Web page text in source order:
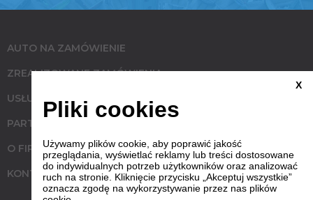
AUTO NA ZAMÓWIENIE
ZREALIZOWANE ZAMÓWIENIA
USŁUGI
PARTNERZY
O FIRMIE
KONTAKT
X
Pliki cookies
Używamy plików cookie, aby poprawić jakość
przeglądania, wyświetlać reklamy lub treści dostosowane
do indywidualnych potrzeb użytkowników oraz analizować
ruch na stronie. Kliknięcie przycisku „Akceptuj wszystkie”
oznacza zgodę na wykorzystywanie przez nas plików